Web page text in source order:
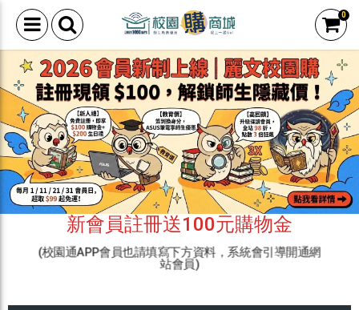
0
新會員註冊送100元購物金
(校園通APP會員也請填寫下方資料，系統會引導開通網
站會員)